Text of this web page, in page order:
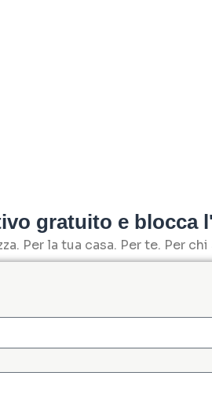
gratuito e blocca
Per la tua casa. Per te. Per chi